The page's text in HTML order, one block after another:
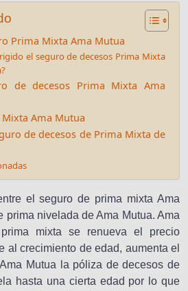
Prima Mixta Ama Mutua
el seguro de decesos Prima Mixta
de decesos Prima Mixta Ama
Ama Mutua
de decesos de Prima Mixta de
el seguro de prima mixta Ama
prima nivelada de Ama Mutua. Ama
mixta se renueva el precio
al crecimiento de edad, aumenta el
Mutua la póliza de decesos de
hasta una cierta edad por lo que